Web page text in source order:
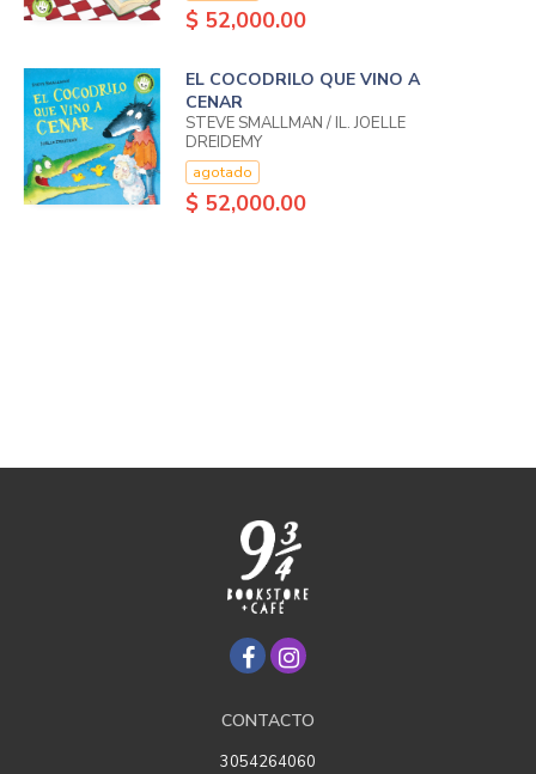
$ 52,000.00
EL COCODRILO QUE VINO A
CENAR
STEVE SMALLMAN / IL. JOËLLE
DREIDEMY
agotado
$ 52,000.00
CONTACTO
3054264060